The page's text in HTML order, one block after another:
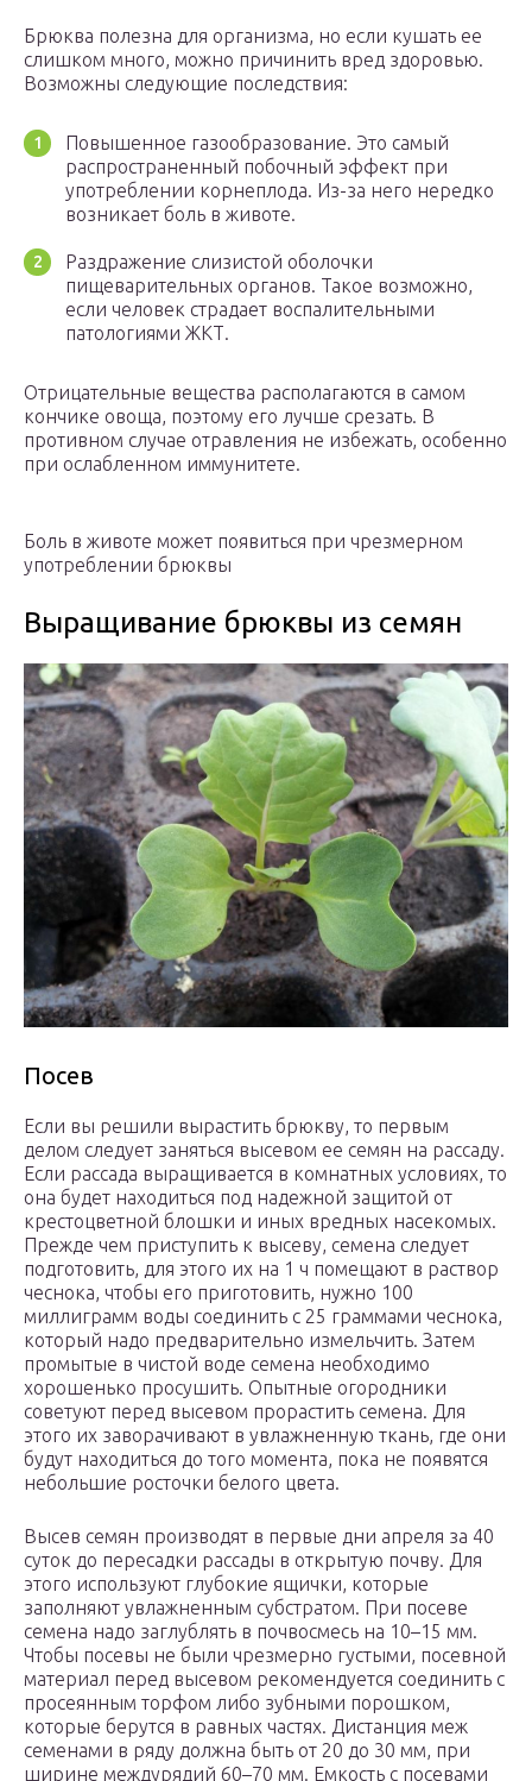
Брюква полезна для организма, но если кушать ее
слишком много, можно причинить вред здоровью.
Возможны следующие последствия:
Повышенное газообразование. Это самый
распространенный побочный эффект при
употреблении корнеплода. Из-за него нередко
возникает боль в животе.
Раздражение слизистой оболочки
пищеварительных органов. Такое возможно,
если человек страдает воспалительными
патологиями ЖКТ.
Отрицательные вещества располагаются в самом
кончике овоща, поэтому его лучше срезать. В
противном случае отравления не избежать, особенно
при ослабленном иммунитете.
Боль в животе может появиться при чрезмерном
употреблении брюквы
Выращивание брюквы из семян
Посев
Если вы решили вырастить брюкву, то первым
делом следует заняться высевом ее семян на рассаду.
Если рассада выращивается в комнатных условиях, то
она будет находиться под надежной защитой от
крестоцветной блошки и иных вредных насекомых.
Прежде чем приступить к высеву, семена следует
подготовить, для этого их на 1 ч помещают в раствор
чеснока, чтобы его приготовить, нужно 100
миллиграмм воды соединить с 25 граммами чеснока,
который надо предварительно измельчить. Затем
промытые в чистой воде семена необходимо
хорошенько просушить. Опытные огородники
советуют перед высевом прорастить семена. Для
этого их заворачивают в увлажненную ткань, где они
будут находиться до того момента, пока не появятся
небольшие росточки белого цвета.
Высев семян производят в первые дни апреля за 40
суток до пересадки рассады в открытую почву. Для
этого используют глубокие ящички, которые
заполняют увлажненным субстратом. При посеве
семена надо заглублять в почвосмесь на 10–15 мм.
Чтобы посевы не были чрезмерно густыми, посевной
материал перед высевом рекомендуется соединить с
просеянным торфом либо зубными порошком,
которые берутся в равных частях. Дистанция меж
семенами в ряду должна быть от 20 до 30 мм, при
ширине междурядий 60–70 мм. Емкость с посевами